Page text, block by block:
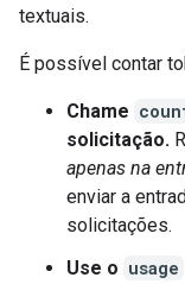
textuais.
É possível contar
Chame
solicitação.
apenas na
enviar a
solicitações.
Use o usage